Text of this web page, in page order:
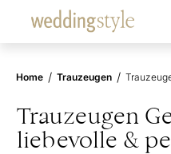
Home / Trauzeugen /
Trauzeugen
liebevolle &